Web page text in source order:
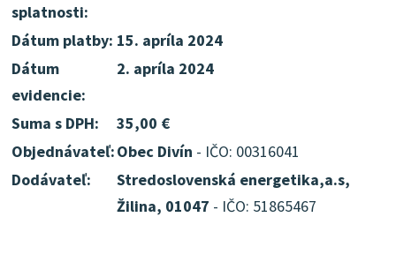
splatnosti:
Dátum platby: 15. apríla 2024
Dátum
evidencie:
2. apríla 2024
Suma s DPH:
35,00 €
Objednávateľ:Obec Divín - IČO: 00316041
Dodávateľ:
Stredoslovenská energetika,a.s,
Žilina, 01047 - IČO: 51865467